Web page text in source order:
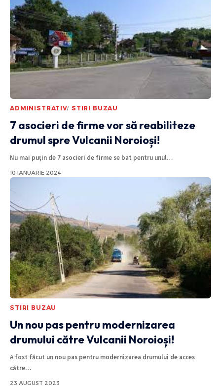
ADMINISTRATIV STIRI BUZAU
7 asocieri de firme vor să reabiliteze
drumul spre Vulcanii Noroioși!
Nu mai puțin de 7 asocieri de firme se bat pentru unul…
10 IANUARIE 2024
STIRI BUZAU
Un nou pas pentru modernizarea
drumului către Vulcanii Noroioși!
A fost făcut un nou pas pentru modernizarea drumului de acces
către…
23 AUGUST 2023